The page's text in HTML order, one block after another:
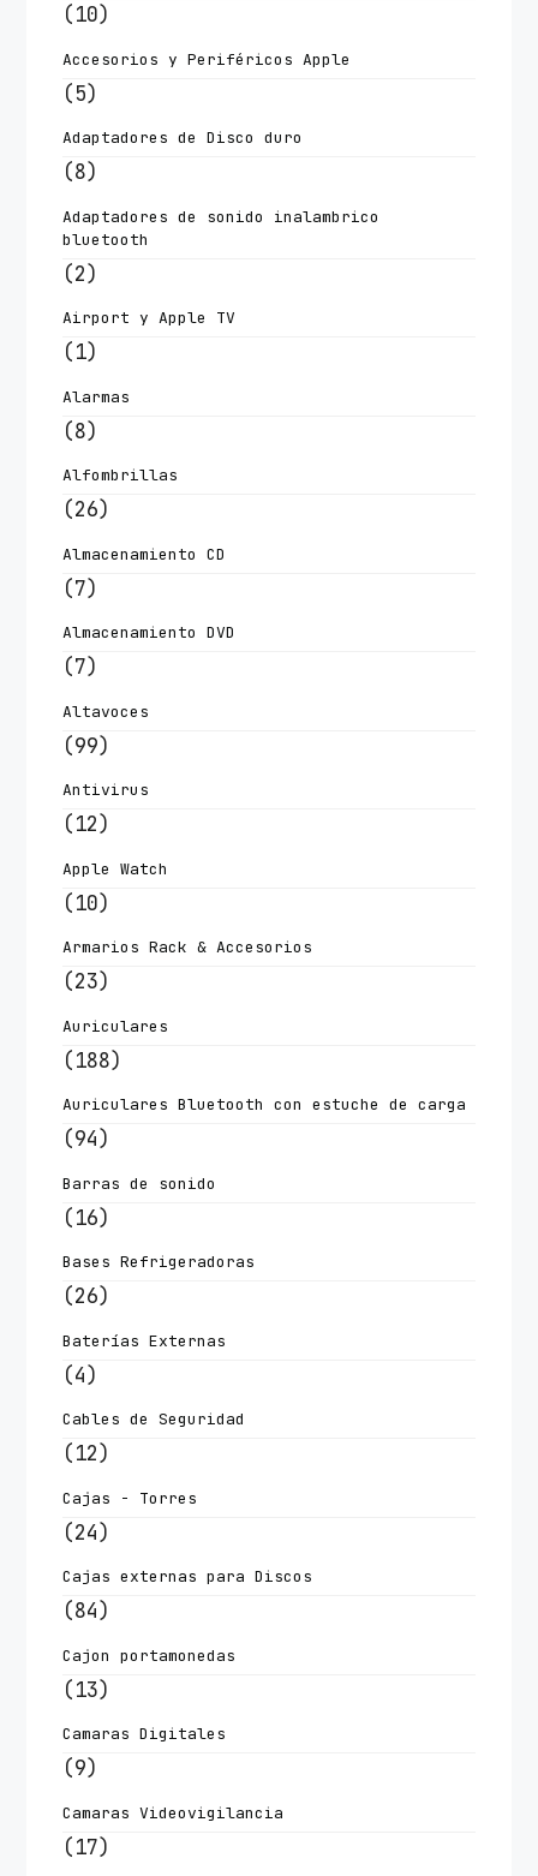
(10)
Accesorios y Periféricos Apple
(5)
Adaptadores de Disco duro
(8)
Adaptadores de sonido inalambrico
bluetooth
(2)
Airport y Apple TV
(1)
Alarmas
(8)
Alfombrillas
(26)
Almacenamiento CD
(7)
Almacenamiento DVD
(7)
Altavoces
(99)
Antivirus
(12)
Apple Watch
(10)
Armarios Rack & Accesorios
(23)
Auriculares
(188)
Auriculares Bluetooth con estuche de carga
(94)
Barras de sonido
(16)
Bases Refrigeradoras
(26)
Baterías Externas
(4)
Cables de Seguridad
(12)
Cajas - Torres
(24)
Cajas externas para Discos
(84)
Cajon portamonedas
(13)
Camaras Digitales
(9)
Camaras Videovigilancia
(17)